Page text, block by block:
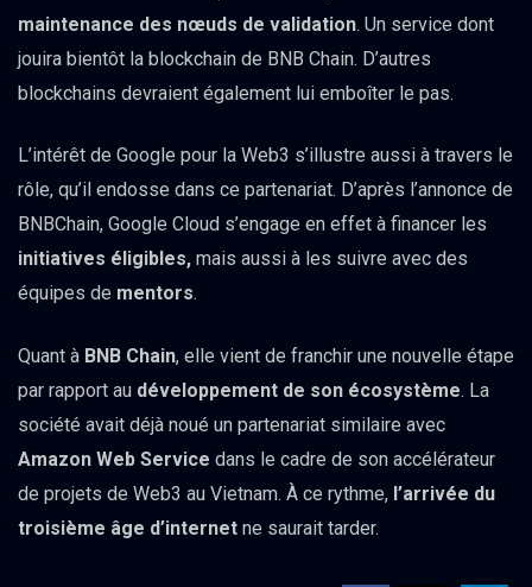
maintenance des nœuds de validation. Un service dont
jouira bientôt la blockchain de BNB Chain. D’autres
blockchains devraient également lui emboîter le pas.
L’intérêt de Google pour la Web3 s’illustre aussi à travers le
rôle, qu’il endosse dans ce partenariat. D’après l’annonce de
BNBChain, Google Cloud s’engage en effet à financer les
initiatives éligibles, mais aussi à les suivre avec des
équipes de mentors.
Quant à BNB Chain, elle vient de franchir une nouvelle étape
par rapport au développement de son écosystème. La
société avait déjà noué un partenariat similaire avec
Amazon Web Service dans le cadre de son accélérateur
de projets de Web3 au Vietnam. À ce rythme, l’arrivée du
troisième âge d’internet ne saurait tarder.